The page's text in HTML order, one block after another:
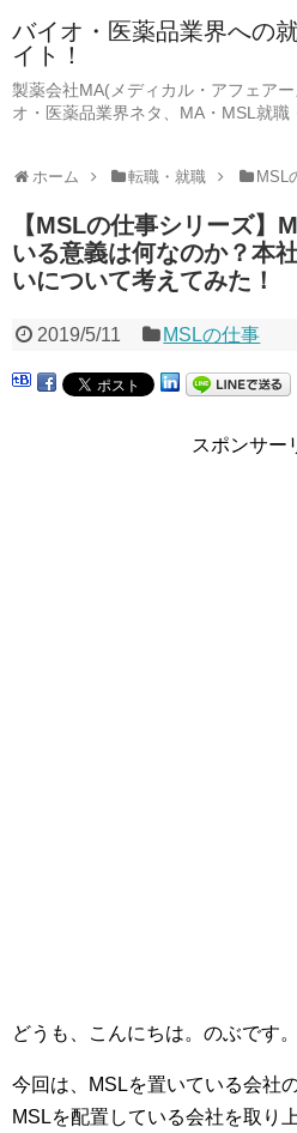
バイオ・医薬品業界への
イト！
製薬会社MA(メディカル・アフェア
オ・医薬品業界ネタ、MA・MSL就職
ホーム 転職・就職 MSL
【MSLの仕事シリーズ】
いる意義は何なのか？本
いについて考えてみた！
2019/5/11 MSLの仕事
スポンサー
どうも、こんにちは。のぶです。
今回は、MSLを置いている会社
MSLを配置している会社を取り